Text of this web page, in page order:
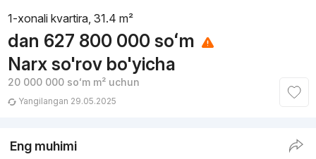
1-xonali kvartira, 31.4 m²
dan 627 800 000 soʻm
Narx so'rov bo'yicha
20 000 000 soʻmm² uchun
Yangilangan 29.05.2025
Eng muhimi